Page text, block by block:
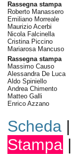
Rassegna stampa
Roberto Manassero
Emiliano Morreale
Maurizio Acerbi
Nicola Falcinella
Cristina Piccino
Mariarosa Mancuso
Rassegna stampa
Massimo Causo
Alessandra De Luca
Aldo Spiniello
Andrea Chimento
Matteo Galli
Enrico Azzano
Scheda|
Stampa |